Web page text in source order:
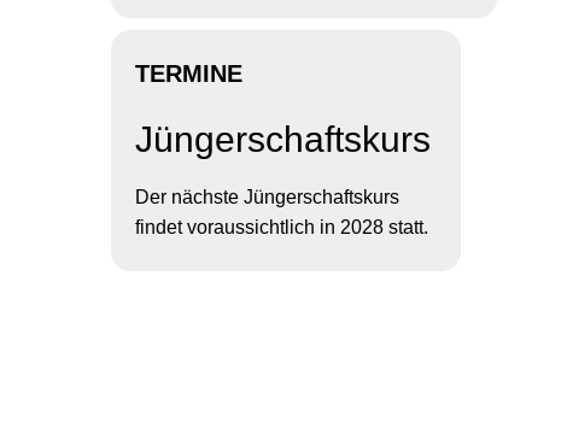
TERMINE
Jüngerschaftskurs
Der nächste Jüngerschaftskurs
findet voraussichtlich in 2028 statt.